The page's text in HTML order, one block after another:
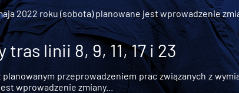
2022 roku (sobota) planowane jest wprowadzenie
tras linii 8, 9, 11, 17 i 23
planowanym przeprowadzeniem prac związanych z
wprowadzenie zmiany...